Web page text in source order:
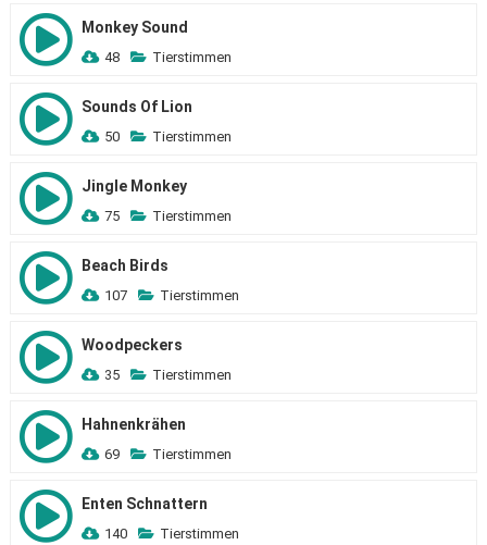
Monkey Sound
48 Tierstimmen
Sounds Of Lion
50 Tierstimmen
Jingle Monkey
75 Tierstimmen
Beach Birds
107 Tierstimmen
Woodpeckers
35 Tierstimmen
Hahnenkrähen
69 Tierstimmen
Enten Schnattern
140 Tierstimmen